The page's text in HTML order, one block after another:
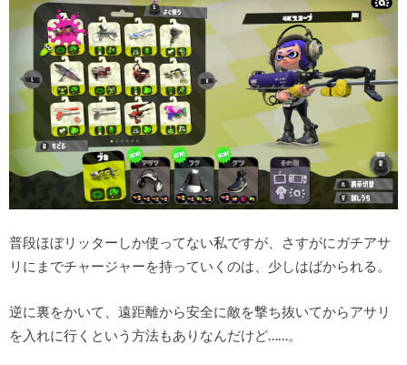
普段ほぼリッターしか使ってない私ですが、さすがにガチアサ
リにまでチャージャーを持っていくのは、少しはばかられる。
逆に裏をかいて、遠距離から安全に敵を撃ち抜いてからアサリ
を入れに行くという方法もありなんだけど……。